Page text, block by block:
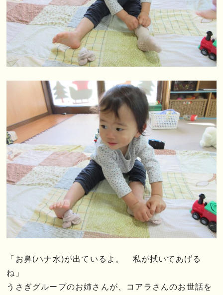
「お鼻(ハナ水)が出ているよ。 私が拭いてあげる
ね」
うさぎグループのお姉さんが、コアラさんのお世話を